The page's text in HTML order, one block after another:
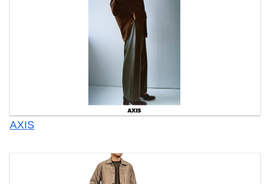
AXIS